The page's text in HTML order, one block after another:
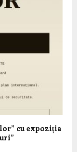
cu expoziția